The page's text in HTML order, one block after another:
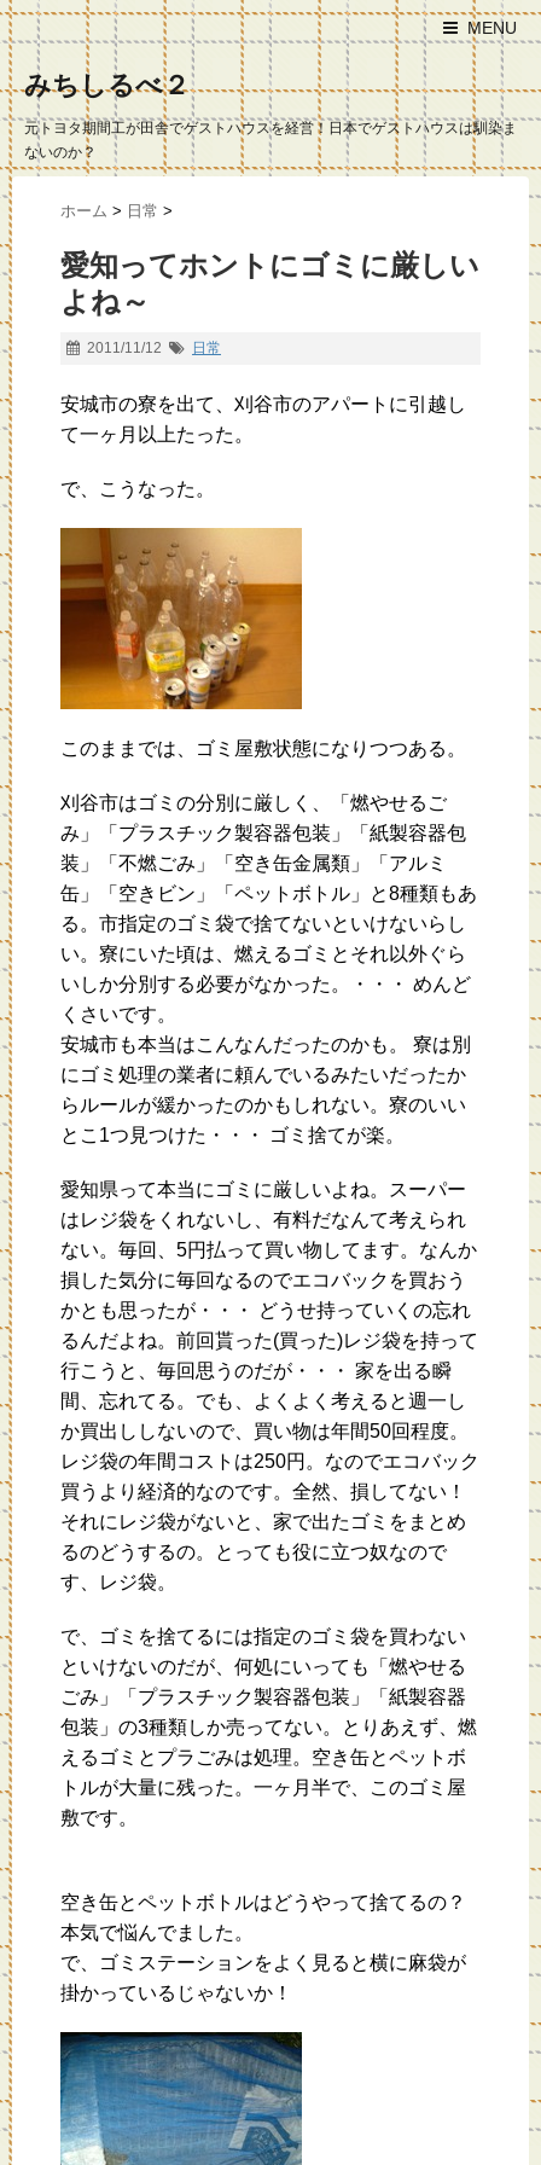
MENU
みちしるべ２
元トヨタ期間工が田舎でゲストハウスを経営！日本でゲストハウスは馴染ま
ないのか？
ホーム > 日常 >
愛知ってホントにゴミに厳しい
よね～
2011/11/12 日常
安城市の寮を出て、刈谷市のアパートに引越し
て一ヶ月以上たった。
で、こうなった。
このままでは、ゴミ屋敷状態になりつつある。
刈谷市はゴミの分別に厳しく、「燃やせるご
み」「プラスチック製容器包装」「紙製容器包
装」「不燃ごみ」「空き缶金属類」「アルミ
缶」「空きビン」「ペットボトル」と8種類もあ
る。市指定のゴミ袋で捨てないといけないらし
い。寮にいた頃は、燃えるゴミとそれ以外ぐら
いしか分別する必要がなかった。・・・ めんど
くさいです。
安城市も本当はこんなんだったのかも。 寮は別
にゴミ処理の業者に頼んでいるみたいだったか
らルールが緩かったのかもしれない。寮のいい
とこ1つ見つけた・・・ ゴミ捨てが楽。
愛知県って本当にゴミに厳しいよね。スーパー
はレジ袋をくれないし、有料だなんて考えられ
ない。毎回、5円払って買い物してます。なんか
損した気分に毎回なるのでエコバックを買おう
かとも思ったが・・・ どうせ持っていくの忘れ
るんだよね。前回貰った(買った)レジ袋を持って
行こうと、毎回思うのだが・・・ 家を出る瞬
間、忘れてる。でも、よくよく考えると週一し
か買出ししないので、買い物は年間50回程度。
レジ袋の年間コストは250円。なのでエコバック
買うより経済的なのです。全然、損してない！
それにレジ袋がないと、家で出たゴミをまとめ
るのどうするの。とっても役に立つ奴なので
す、レジ袋。
で、ゴミを捨てるには指定のゴミ袋を買わない
といけないのだが、何処にいっても「燃やせる
ごみ」「プラスチック製容器包装」「紙製容器
包装」の3種類しか売ってない。とりあえず、燃
えるゴミとプラごみは処理。空き缶とペットボ
トルが大量に残った。一ヶ月半で、このゴミ屋
敷です。
空き缶とペットボトルはどうやって捨てるの？
本気で悩んでました。
で、ゴミステーションをよく見ると横に麻袋が
掛かっているじゃないか！